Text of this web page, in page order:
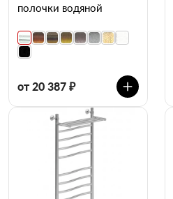
полочки водяной
от 20 387 ₽